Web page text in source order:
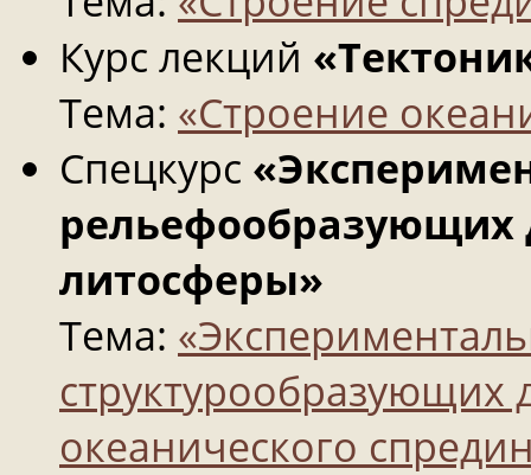
Курс лекций
Тема: «Строение
Спецкурс
литосферы»
Тема:
океанического